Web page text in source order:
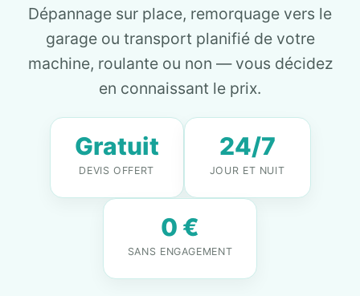
Dépannage sur place, remorquage vers le
garage ou transport planifié de votre
machine, roulante ou non — vous décidez
en connaissant le prix.
Gratuit
DEVIS OFFERT
24/7
JOUR ET NUIT
0 €
SANS ENGAGEMENT